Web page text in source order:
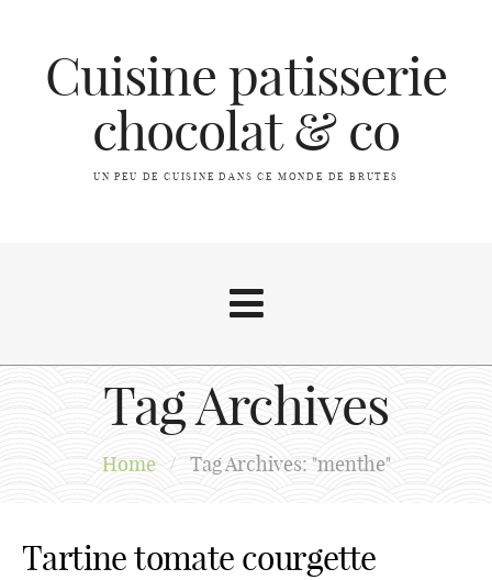
Cuisine patisserie
chocolat & co
UN PEU DE CUISINE DANS CE MONDE DE BRUTES
A propos
Index des recettes
Catégories
Tag Archives
Home / Tag Archives: "menthe"
Tartine tomate courgette